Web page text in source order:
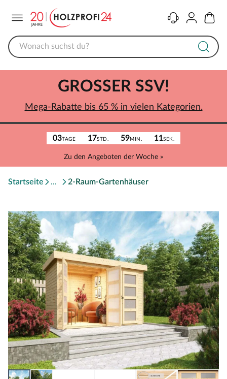
KontaktKonto
03TAGE 17STD. 59MIN. 11SEK.
Zu den Angeboten der Woche »
GROSSER SSV!
Mega-Rabatte bis 65 % in vielen Kategorien.
Startseite 2-Raum-Gartenhäuser